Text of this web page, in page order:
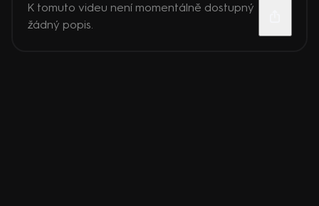
K tomuto videu není momentálně dostupný
žádný popis.